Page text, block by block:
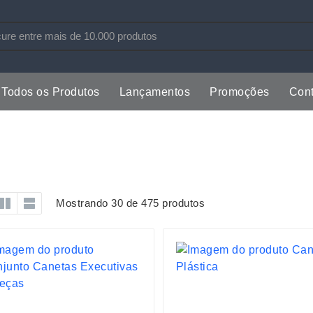
Executivos
Esporte e Jogos
Kit Queijo
Todos os Produtos Lançamentos Promoções
Mostrando 30 de 475 produtos